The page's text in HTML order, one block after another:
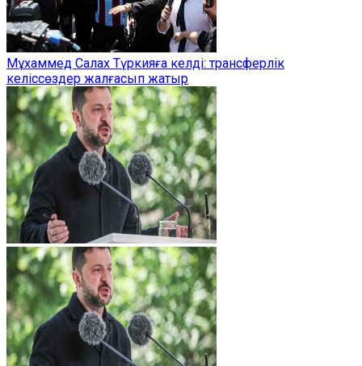
Мұхаммед Салах Түркияға келді: трансферлік
келіссөздер жалғасып жатыр